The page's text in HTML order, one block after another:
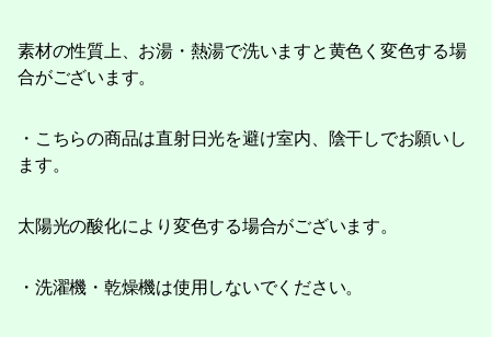
素材の性質上、お湯・熱湯で洗いますと黄色く変色する場
合がございます。
・こちらの商品は直射日光を避け室内、陰干しでお願いし
ます。
太陽光の酸化により変色する場合がございます。
・洗濯機・乾燥機は使用しないでください。